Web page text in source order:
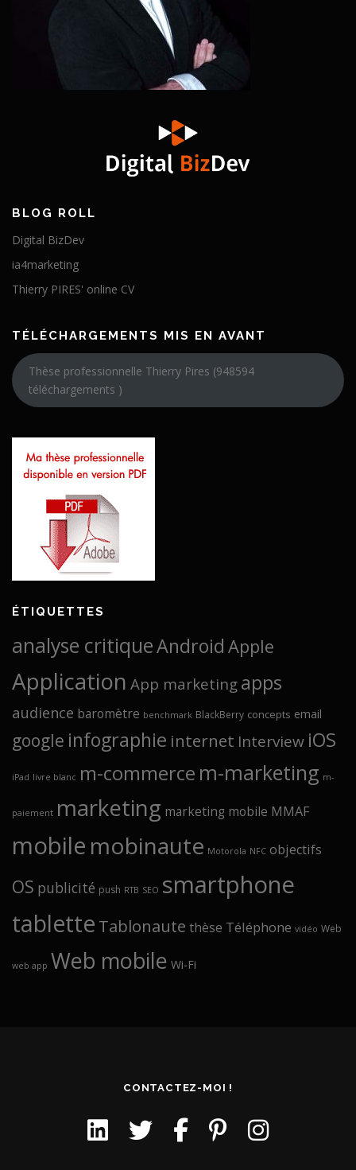
BLOG ROLL
Digital BizDev
ia4marketing
Thierry PIRES' online CV
TÉLÉCHARGEMENTS MIS EN AVANT
Thèse professionnelle Thierry Pires (948594
téléchargements )
ÉTIQUETTES
analyse critiqueAndroid Apple
Application App marketing apps
audience baromètre benchmark BlackBerry concepts email
google infographie internet Interview iOS
iPad livre blanc m-commerce m-marketing m-
paiement marketing marketing mobile MMAF
mobile mobinaute Motorola NFC objectifs
OS publicité push RTB SEO smartphone
tablette Tablonaute thèse Téléphone vidéo Web
web app Web mobile Wi-Fi
CONTACTEZ-MOI !